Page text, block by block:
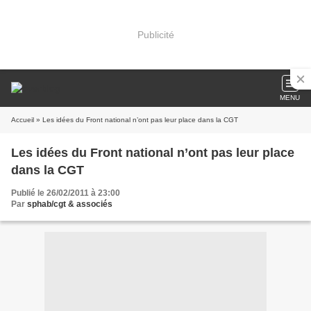
Publicité
MENU
Accueil » Les idées du Front national n’ont pas leur place dans la CGT
Les idées du Front national n’ont pas leur place
dans la CGT
Publié le 26/02/2011 à 23:00
Par sphab/cgt & associés